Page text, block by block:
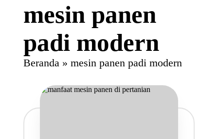
mesin panen
padi modern
Beranda » mesin panen padi modern